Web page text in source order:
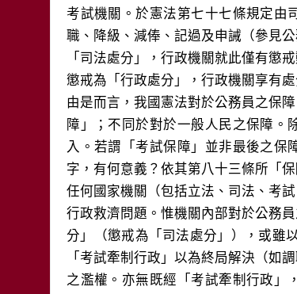
考試機關。於憲法第七十七條規定由
職、降級、減俸、記過及申誡（參見
「司法處分」，行政機關就此僅有懲
懲戒為「行政處分」，行政機關享有
由是而言，我國憲法對於公務員之保
障」；不同於對於一般人民之保障。
入。若謂「考試保障」並非最後之保
字，有何意義？依其第八十三條所「
任何國家機關（包括立法、司法、考
行政救濟問題。惟機關內部對於公務
分」（懲戒為「司法處分」），或雖
「考試牽制行政」以為終局解決（如
之濫權。亦無既經「考試牽制行政」